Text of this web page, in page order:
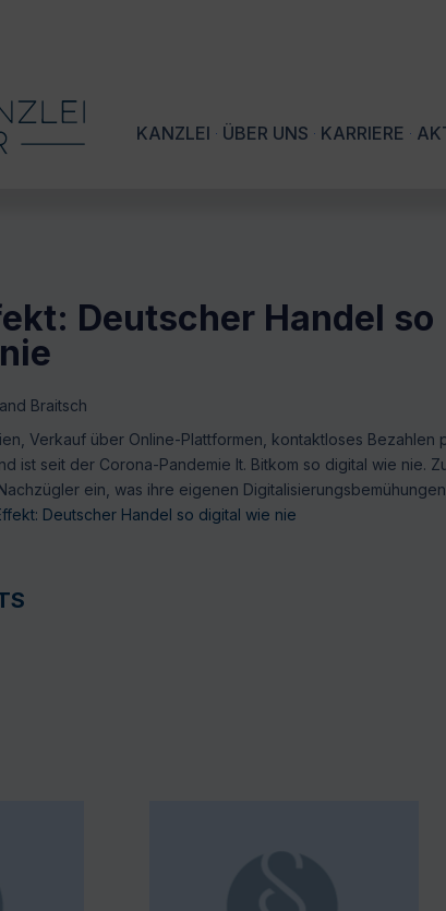
KANZLEI ÜBER UNS KARRIERE
Deutscher Handel so
Braitsch
Verkauf über Online-Plattformen, kontaktloses Bezahlen
ist seit der Corona-Pandemie lt. Bitkom so digital wie nie.
ein, was ihre eigenen
Deutscher Handel so digital wie nie